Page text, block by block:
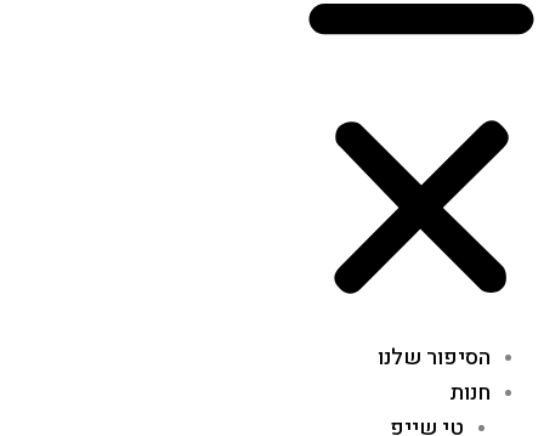
הסיפור שלנו
חנות
טי שייפ